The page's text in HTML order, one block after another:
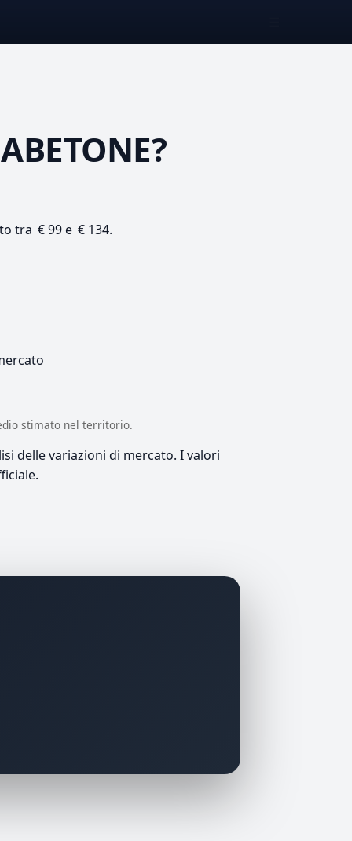
tra € 99 e € 134.
stimato nel territorio.
delle variazioni di mercato. I valori